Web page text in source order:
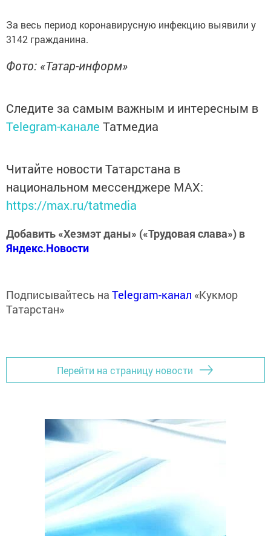
За весь период коронавирусную инфекцию выявили у
3142 гражданина.
Фото: «Татар-информ»
Следите за самым важным и интересным в
Telegram-канале Татмедиа
Читайте новости Татарстана в
национальном мессенджере MАХ:
https://max.ru/tatmedia
Добавить «Хезмэт даны» («Трудовая слава») в
Яндекс.Новости
Подписывайтесь на Telegram-канал «Кукмор
Татарстан»
Перейти на страницу новости